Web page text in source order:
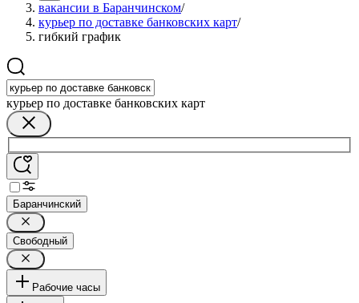
вакансии в Баранчинском/
курьер по доставке банковских карт/
гибкий график
курьер по доставке банковских карт
Баранчинский
Свободный
Рабочие часы